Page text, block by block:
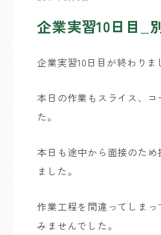
企業実習10日目_
企業実習10日目が終わりま
本日の作業もスライス、コ
た。
本日も途中から面接のため
ました。
作業工程を間違ってしま
みませんでした。